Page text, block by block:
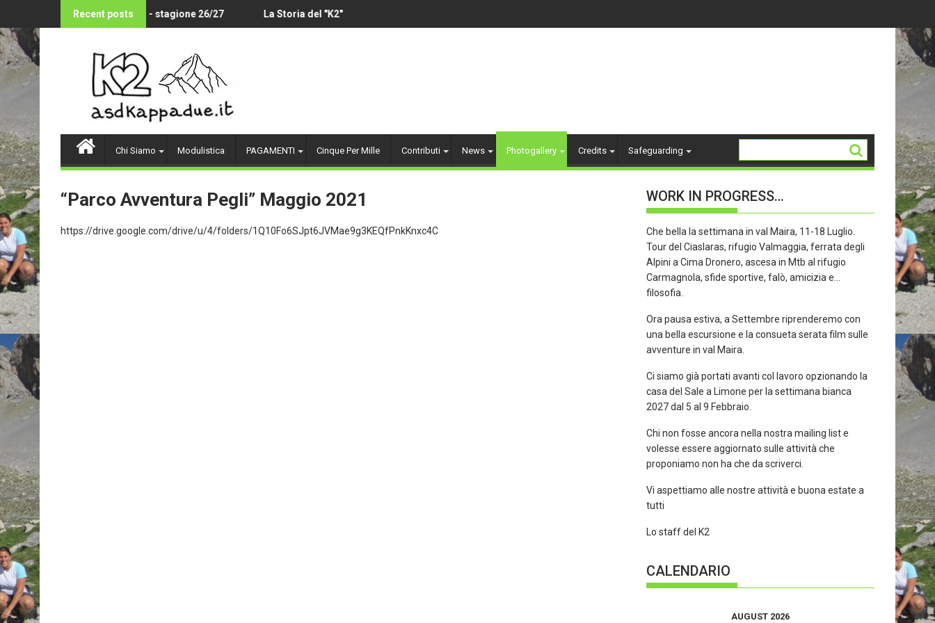
content
Recent posts
AMATORIALE 14-18 ANNI - stagione 26/27 La Storia del "K2"
Chi Siamo Modulistica PAGAMENTI Cinque Per Mille Contributi News Photogallery Credits Safeguarding
“Parco Avventura Pegli” Maggio 2021
https://drive.google.com/drive/u/4/folders/1Q10Fo6SJpt6JVMae9g3KEQfPnkKnxc4C
WORK IN PROGRESS…
Che bella la settimana in val Maira, 11-18 Luglio.
Tour del Ciaslaras, rifugio Valmaggia, ferrata degli
Alpini a Cima Dronero, ascesa in Mtb al rifugio
Carmagnola, sfide sportive, falò, amicizia e…
filosofia.
Ora pausa estiva, a Settembre riprenderemo con
una bella escursione e la consueta serata film sulle
avventure in val Maira.
Ci siamo già portati avanti col lavoro opzionando la
casa del Sale a Limone per la settimana bianca
2027 dal 5 al 9 Febbraio.
Chi non fosse ancora nella nostra mailing list e
volesse essere aggiornato sulle attività che
proponiamo non ha che da scriverci.
Vi aspettiamo alle nostre attività e buona estate a
tutti
Lo staff del K2
CALENDARIO
AUGUST 2026